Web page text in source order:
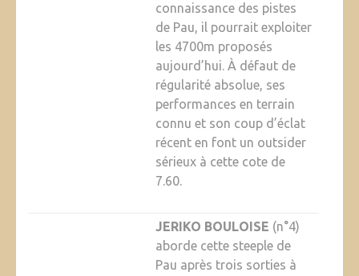
connaissance des pistes
de Pau, il pourrait exploiter
les 4700m proposés
aujourd’hui. À défaut de
régularité absolue, ses
performances en terrain
connu et son coup d’éclat
récent en font un outsider
sérieux à cette cote de
7.60.
JERIKO BOULOISE (n°4)
aborde cette steeple de
Pau après trois sorties à